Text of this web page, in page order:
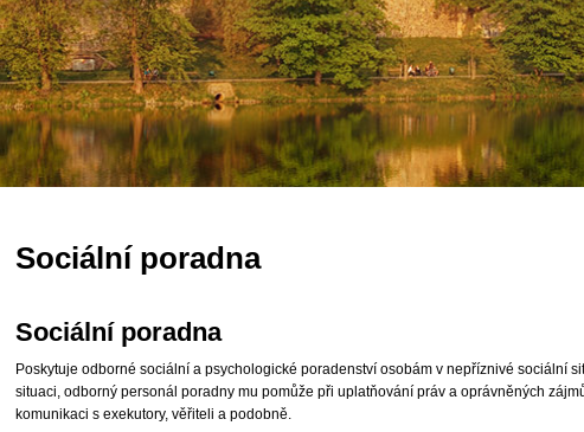
Sociální poradna
Sociální poradna
Poskytuje odborné sociální a psychologické poradenství osobám v nepříznivé sociální
situaci, odborný personál poradny mu pomůže při uplatňování práv a oprávněných
komunikaci s exekutory, věřiteli a podobně.